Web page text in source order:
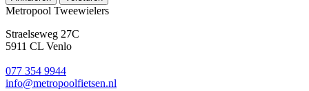
Metropool Tweewielers
Straelseweg 27C
5911 CL Venlo
077 354 9944
info@metropoolfietsen.nl